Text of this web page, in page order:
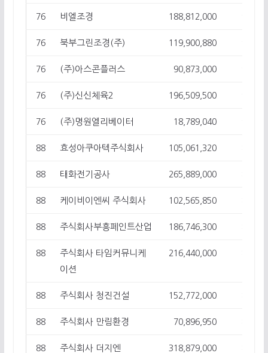
76 비엘조경 188,812,000
76 북부그린조경(주) 119,900,880
76 (주)아스콘플러스 90,873,000
76 (주)신신체육2 196,509,500
76 (주)명원엘리베이터 18,789,040
88 효성아쿠아텍주식회사 105,061,320
88 태화전기공사 265,889,000
88 케이비이엔씨 주식회사 102,565,850
88 주식회사부흥페인트산업 186,746,300
88
주식회사 타임커뮤니케
이션
216,440,000
88 주식회사 청진건설 152,772,000
88 주식회사 만림환경 70,896,950
88 주식회사 더지엔 318,879,000